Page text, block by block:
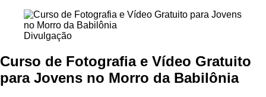
Divulgação
Curso de Fotografia e Vídeo Gratuito
para Jovens no Morro da Babilônia